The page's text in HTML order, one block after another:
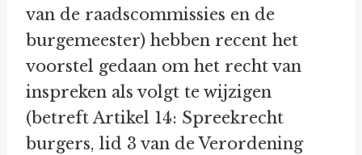
van de raadscommissies en de
burgemeester) hebben recent het
voorstel gedaan om het recht van
inspreken als volgt te wijzigen
(betreft Artikel 14: Spreekrecht
burgers, lid 3 van de Verordening